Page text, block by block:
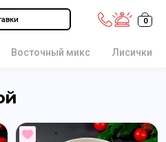
0
Восточный микс Лисички